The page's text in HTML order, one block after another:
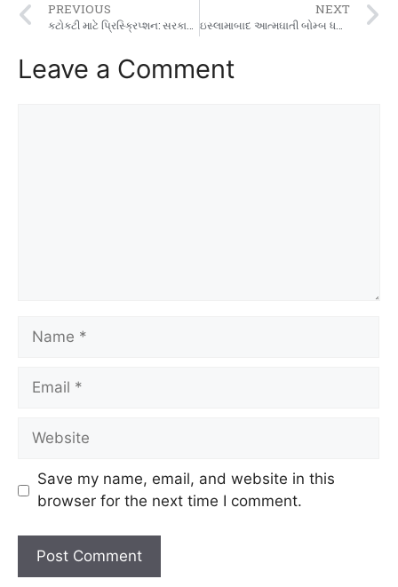
PREVIOUS
કટોકટી માટે પ્રિસ્ક્રિપ્શન: સરકાર ફાર્મા કંપનીઓને કટોકટી માટે મફત દવાઓનું ભંડોળ આપવા માટે કહી શકે છે | ભારત સમાચાર
NEXT
ઇસ્લામાબાદ આત્મઘાતી બોમ્બ ધડાકા પછી J&K ના બાંદીપોરામાં શિયા વિરોધીઓ દ્વારા પાકિસ્તાન વિરોધી સૂત્રોચ્ચાર | ભારત સમાચાર
Leave a Comment
Save my name, email, and website in this
browser for the next time I comment.